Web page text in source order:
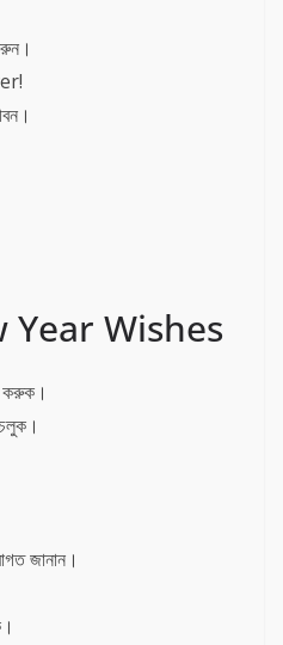
Year Wishes
করুক।
জানান।